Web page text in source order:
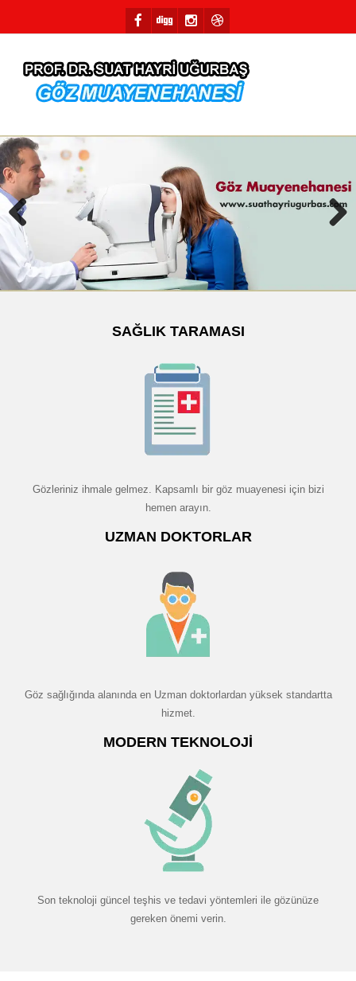
Previous
SAĞLIK TARAMASI
Gözleriniz ihmale gelmez. Kapsamlı bir göz muayenesi için bizi
hemen arayın.
UZMAN DOKTORLAR
Göz sağlığında alanında en Uzman doktorlardan yüksek standartta
hizmet.
MODERN TEKNOLOJI
Son teknoloji güncel teşhis ve tedavi yöntemleri ile gözünüze
gereken önemi verin.